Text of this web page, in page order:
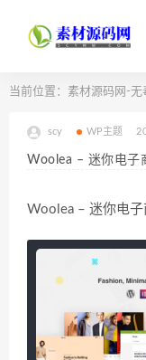
当前位置： 素材源码网-无
scy WP主题
Woolea – 迷你电子
Woolea – 迷你电